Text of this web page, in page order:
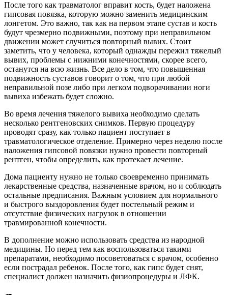
После того как травматолог вправит кость, будет наложена
гипсовая повязка, которую можно заменить медицинским
лонгетом. Это важно, так как на первом этапе сустав и кость
будут чрезмерно подвижными, поэтому при неправильном
движении может случиться повторный вывих. Стоит
заметить, что у человека, который однажды пережил тяжелый
вывих, проблемы с нижними конечностями, скорее всего,
останутся на всю жизнь. Все дело в том, что повышенная
подвижность суставов говорит о том, что при любой
неправильной позе либо при легком подворачивании ноги
вывиха избежать будет сложно.
Во время лечения тяжелого вывиха необходимо сделать
несколько рентгеновских снимков. Первую процедуру
проводят сразу, как только пациент поступает в
травматологическое отделение. Примерно через неделю после
наложения гипсовой повязки нужно провести повторный
рентген, чтобы определить, как протекает лечение.
Дома пациенту нужно не только своевременно принимать
лекарственные средства, назначенные врачом, но и соблюдать
остальные предписания. Важным условием для нормального
и быстрого выздоровления будет постельный режим и
отсутствие физических нагрузок в отношении
травмированной конечности.
В дополнение можно использовать средства из народной
медицины. Но перед тем как воспользоваться такими
препаратами, необходимо посоветоваться с врачом, особенно
если пострадал ребенок. После того, как гипс будет снят,
специалист должен назначить физиопроцедуры и ЛФК.